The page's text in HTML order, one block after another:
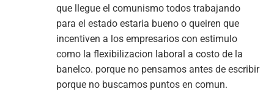
que llegue el comunismo todos trabajando
para el estado estaria bueno o queiren que
incentiven a los empresarios con estimulo
como la flexibilizacion laboral a costo de la
banelco. porque no pensamos antes de escribir
porque no buscamos puntos en comun.